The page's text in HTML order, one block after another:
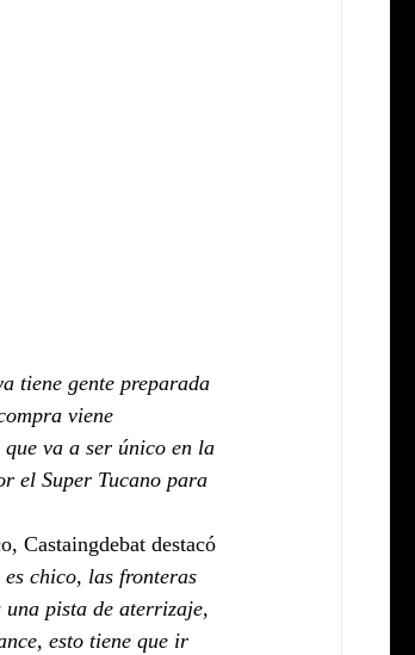
tiene gente preparada
viene
va a ser único en la
el Super Tucano para
Castaingdebat destacó
chico, las fronteras
una pista de aterrizaje,
esto tiene que ir